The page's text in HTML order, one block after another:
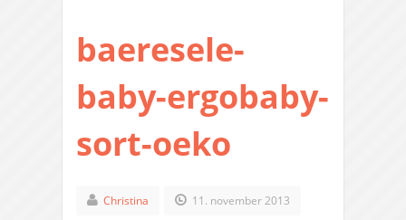
baeresele-
baby-ergobaby-
sort-oeko
Christina 11. november 2013